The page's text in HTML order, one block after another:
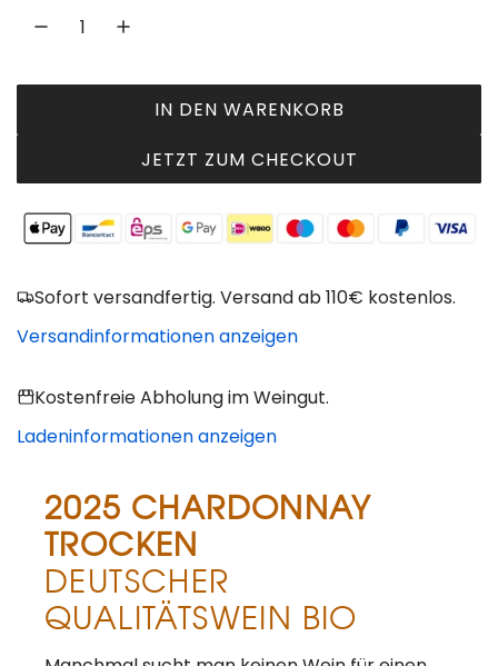
r
e
P
r
e
i
IN DEN WARENKORB
L
A
D
N
.
JETZT ZUM CHECKOUT
Sofort versandfertig. Versand ab 110€ kostenlos.
Versandinformationen anzeigen
Kostenfreie Abholung im Weingut.
Ladeninformationen anzeigen
2025 CHARDONNAY
TROCKEN
DEUTSCHER
QUALITÄTSWEIN BIO